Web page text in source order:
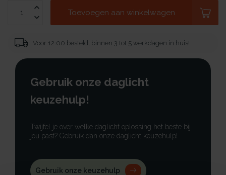
Toevoegen aan winkelwagen
Voor 12:00 besteld, binnen 3 tot 5 werkdagen in huis!
Gebruik onze daglicht
keuzehulp!
Twijfel je over welke daglicht oplossing het beste bij
jou past? Gebruik dan onze daglicht keuzehulp!
Gebruik onze keuzehulp